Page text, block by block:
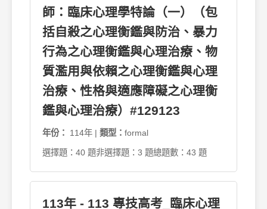
師：臨床心理學特論（一）（包
括自殺之心理衡鑑與防治、暴力
行為之心理衡鑑與心理治療、物
質濫用與依賴之心理衡鑑與心理
治療、性格與適應障礙之心理衡
鑑與心理治療）#129123
年份： 114年 | 類型： formal
選擇題：40 題非選擇題：3 題總題數：43 題
113年 - 113 專技高考_臨床心理